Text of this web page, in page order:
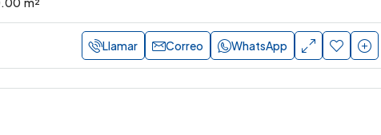
Llamar Correo WhatsApp